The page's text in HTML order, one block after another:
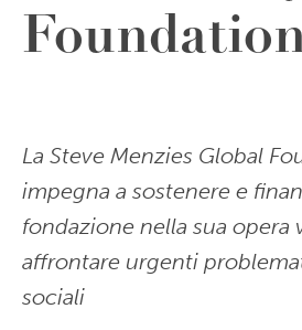
La Steve Menzies Global
impegna a sostenere e
fondazione nella sua opera
affrontare urgenti
sociali